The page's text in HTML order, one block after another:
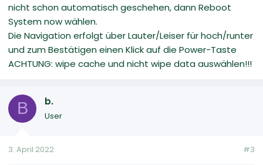
nicht schon automatisch geschehen, dann Reboot
System now wählen.
Die Navigation erfolgt über Lauter/Leiser für hoch/runter
und zum Bestätigen einen Klick auf die Power-Taste
ACHTUNG: wipe cache und nicht wipe data auswählen!!!
B b.
User
3. April 2022 #3